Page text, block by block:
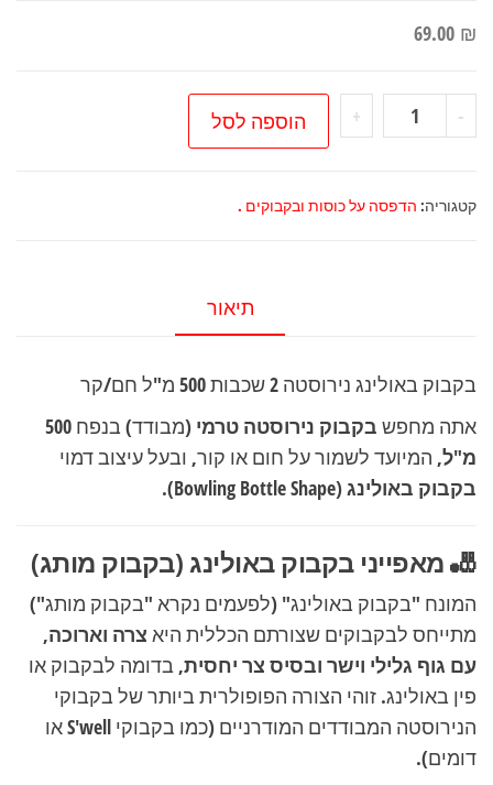
69.00 ₪
-
כמות
של
באולינג
חם/קר
+ הוספה לסל
קטגוריה: הדפסה על כוסות ובקבוקים .
תיאור
בקבוק באולינג נירוסטה 2 שכבות 500 מ"ל חם/קר
אתה מחפש בקבוק נירוסטה טרמי (מבודד) בנפח 500
מ"ל, המיועד לשמור על חום או קור, ובעל עיצוב דמוי
בקבוק באולינג(Bowling Bottle Shape).
🎳 מאפייני בקבוק באולינג (בקבוק מותג)
המונח "בקבוק באולינג" (לפעמים נקרא "בקבוק מותג")
מתייחס לבקבוקים שצורתם הכללית היא צרה וארוכה,
עם גוף גלילי וישר ובסיס צר יחסית, בדומה לבקבוק או
פין באולינג. זוהי הצורה הפופולרית ביותר של בקבוקי
הנירוסטה המבודדים המודרניים (כמו בקבוקי S'well או
דומים).